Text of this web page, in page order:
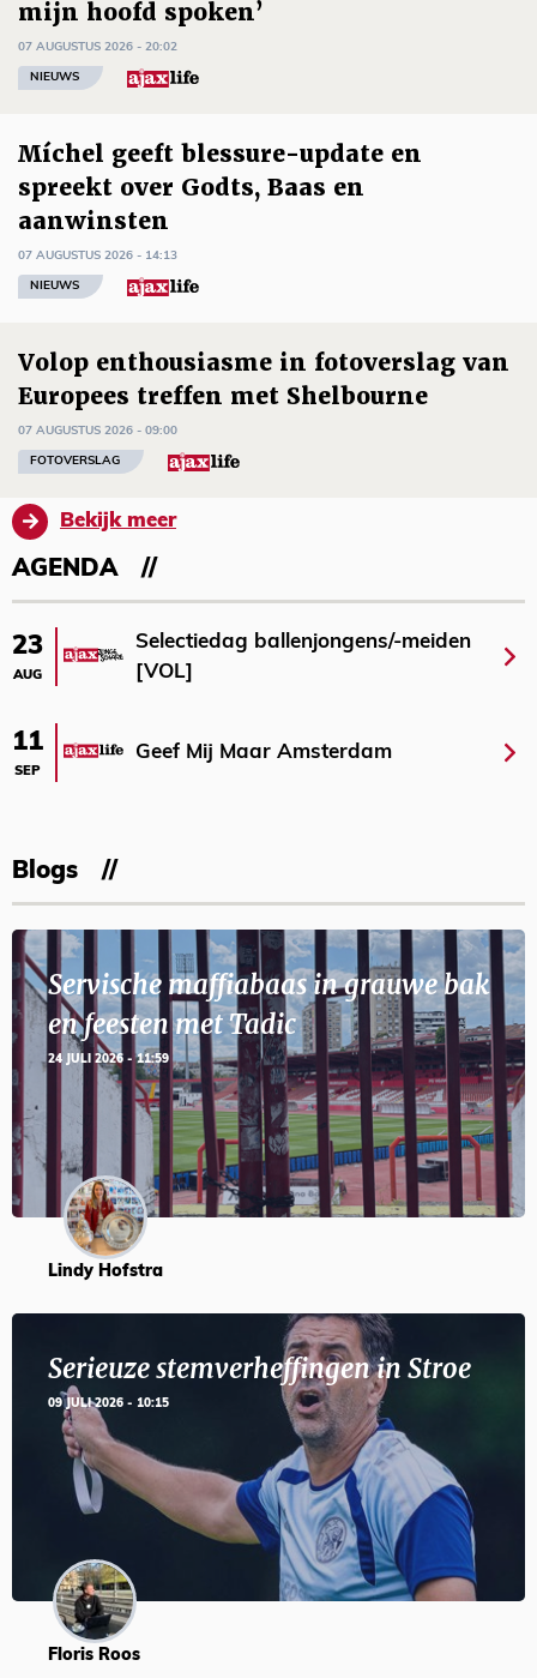
mijn hoofd spoken’
07 AUGUSTUS 2026 - 20:02
NIEUWS
Míchel geeft blessure-update en
spreekt over Godts, Baas en
aanwinsten
07 AUGUSTUS 2026 - 14:13
NIEUWS
Volop enthousiasme in fotoverslag van
Europees treffen met Shelbourne
07 AUGUSTUS 2026 - 09:00
FOTOVERSLAG
Bekijk meer
AGENDA
23
AUG
Selectiedag ballenjongens/-meiden
[VOL]
11
SEP
Geef Mij Maar Amsterdam
Blogs
Servische maffiabaas in grauwe bak
en feesten met Tadic
24 JULI 2026 - 11:59
Lindy Hofstra
Serieuze stemverheffingen in Stroe
09 JULI 2026 - 10:15
Floris Roos